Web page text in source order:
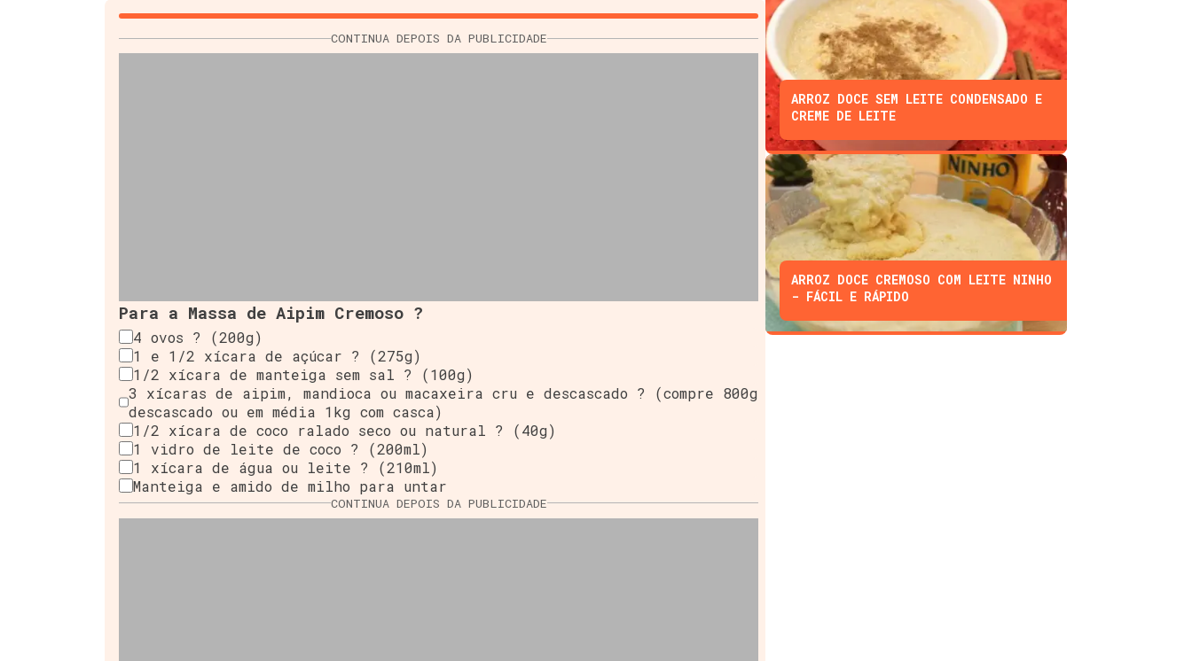
CONTINUA DEPOIS DA PUBLICIDADE
Para a Massa de Aipim Cremoso ?
4 ovos ? (200g)
1 e 1/2 xícara de açúcar ? (275g)
1/2 xícara de manteiga sem sal ? (100g)
3 xícaras de aipim, mandioca ou macaxeira cru e descascado ? (compre 800g
descascado ou em média 1kg com casca)
1/2 xícara de coco ralado seco ou natural ? (40g)
1 vidro de leite de coco ? (200ml)
1 xícara de água ou leite ? (210ml)
Manteiga e amido de milho para untar
CONTINUA DEPOIS DA PUBLICIDADE
ARROZ DOCE SEM LEITE CONDENSADO E
CREME DE LEITE
ARROZ DOCE CREMOSO COM LEITE NINHO
- FÁCIL E RÁPIDO